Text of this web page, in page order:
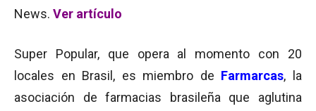
News. Ver artículo
Super Popular, que opera al momento con 20
locales en Brasil, es miembro de Farmarcas,
la
asociación de farmacias brasileña que aglutina